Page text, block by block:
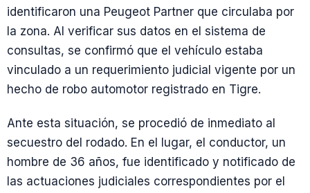
identificaron una Peugeot Partner que circulaba por
la zona. Al verificar sus datos en el sistema de
consultas, se confirmó que el vehículo estaba
vinculado a un requerimiento judicial vigente por un
hecho de robo automotor registrado en Tigre.
Ante esta situación, se procedió de inmediato al
secuestro del rodado. En el lugar, el conductor, un
hombre de 36 años, fue identificado y notificado de
las actuaciones judiciales correspondientes por el